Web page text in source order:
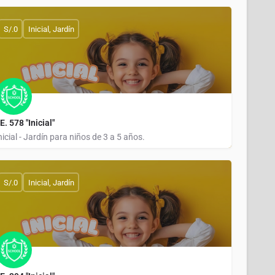
578 "Inicial"
- Jardín para niños de 3 a 5 años.
S/.0 Inicial, Jardín
S/.0 Inicial, Jardín